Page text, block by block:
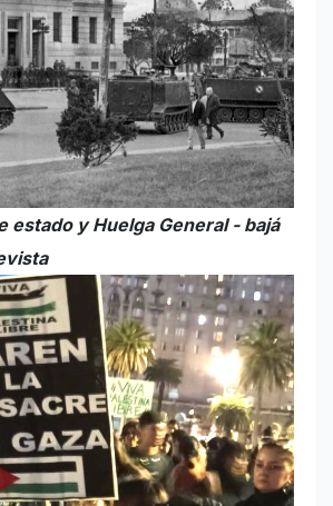
estado y Huelga General - bajá